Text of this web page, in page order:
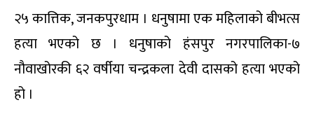
२५ कात्तिक, जनकपुरधाम । धनुषामा एक महिलाको बीभत्स
हत्या भएको छ । धनुषाको हंसपुर नगरपालिका-७
नौवाखोरकी ६२ वर्षीया चन्द्रकला देवी दासको हत्या भएको
हो ।